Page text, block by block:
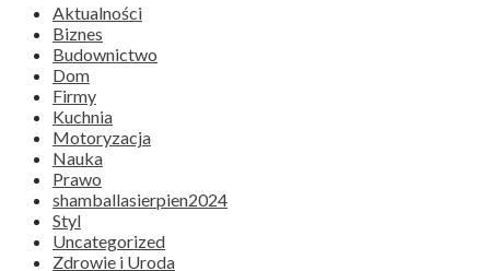
Aktualności
Biznes
Budownictwo
Dom
Firmy
Kuchnia
Motoryzacja
Nauka
Prawo
shamballasierpien2024
Styl
Uncategorized
Zdrowie i Uroda